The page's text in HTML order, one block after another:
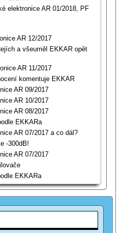
elektronice AR 01/2018, PF
AR 12/2017
a všeuměl EKKAR opět
AR 11/2017
komentuje EKKAR
AR 09/2017
AR 10/2017
AR 08/2017
EKKARa
AR 07/2017 a co dál?
-300dB!
AR 07/2017
EKKARa